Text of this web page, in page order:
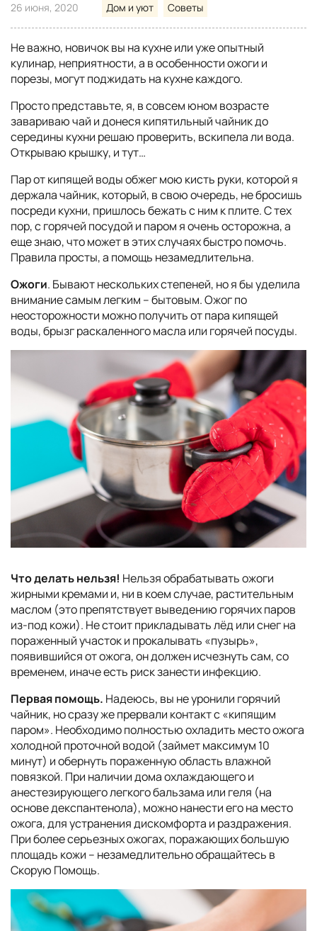
26 июня, 2020 Дом и уют Советы
Не важно, новичок вы на кухне или уже опытный
кулинар, неприятности, а в особенности ожоги и
порезы, могут поджидать на кухне каждого.
Просто представьте, я, в совсем юном возрасте
завариваю чай и донеся кипятильный чайник до
середины кухни решаю проверить, вскипела ли вода.
Открываю крышку, и тут…
Пар от кипящей воды обжег мою кисть руки, которой я
держала чайник, который, в свою очередь, не бросишь
посреди кухни, пришлось бежать с ним к плите. С тех
пор, с горячей посудой и паром я очень осторожна, а
еще знаю, что может в этих случаях быстро помочь.
Правила просты, а помощь незамедлительна.
Ожоги. Бывают нескольких степеней, но я бы уделила
внимание самым легким – бытовым. Ожог по
неосторожности можно получить от пара кипящей
воды, брызг раскаленного масла или горячей посуды.
Что делать нельзя! Нельзя обрабатывать ожоги
жирными кремами и, ни в коем случае, растительным
маслом (это препятствует выведению горячих паров
из-под кожи). Не стоит прикладывать лёд или снег на
пораженный участок и прокалывать «пузырь»,
появившийся от ожога, он должен исчезнуть сам, со
временем, иначе есть риск занести инфекцию.
Первая помощь. Надеюсь, вы не уронили горячий
чайник, но сразу же прервали контакт с «кипящим
паром». Необходимо полностью охладить место ожога
холодной проточной водой (займет максимум 10
минут) и обернуть пораженную область влажной
повязкой. При наличии дома охлаждающего и
анестезирующего легкого бальзама или геля (на
основе декспантенола), можно нанести его на место
ожога, для устранения дискомфорта и раздражения.
При более серьезных ожогах, поражающих большую
площадь кожи – незамедлительно обращайтесь в
Скорую Помощь.